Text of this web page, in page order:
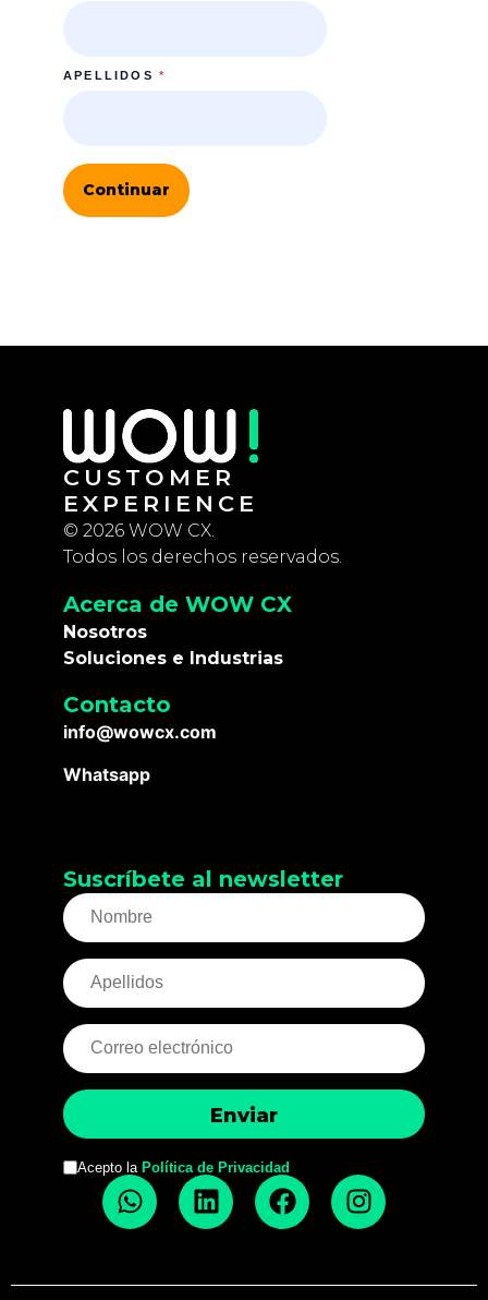
APELLIDOS *
Continuar
CUSTOMER
EXPERIENCE
© 2026 WOW CX.
Todos los derechos reservados.
Acerca de WOW CX
Nosotros
Soluciones e Industrias
Contacto
info@wowcx.com
Whatsapp
Suscríbete al newsletter
Acepto la Política de Privacidad